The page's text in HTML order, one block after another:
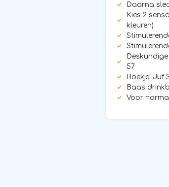
Daarna
Kies 2
kleuren)
57
Boekje: Juf
Baas
Voor